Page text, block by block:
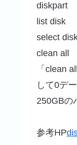
diskpart
list disk
select
clean all
「clean
して0デ
250GBの
参考HP